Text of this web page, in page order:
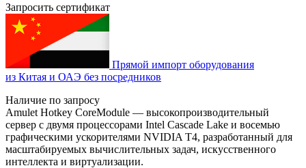
Запросить сертификат
Прямой импорт оборудования
из Китая и ОАЭ без посредников
Наличие по запросу
Amulet Hotkey CoreModule — высокопроизводительный
сервер с двумя процессорами Intel Cascade Lake и восемью
графическими ускорителями NVIDIA T4, разработанный для
масштабируемых вычислительных задач, искусственного
интеллекта и виртуализации.